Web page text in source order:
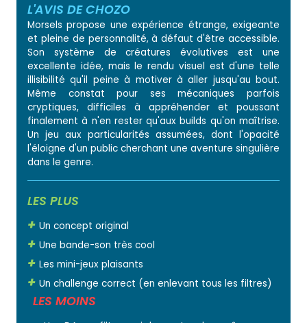
L'AVIS DE CHOZO
Morsels propose une expérience étrange, exigeante
et pleine de personnalité, à défaut d'être accessible.
Son système de créatures évolutives est une
excellente idée, mais le rendu visuel est d'une telle
illisibilité qu'il peine à motiver à aller jusqu'au bout.
Même constat pour ses mécaniques parfois
cryptiques, difficiles à appréhender et poussant
finalement à n'en rester qu'aux builds qu'on maîtrise.
Un jeu aux particularités assumées, dont l'opacité
l'éloigne d'un public cherchant une aventure singulière
dans le genre.
LES PLUS
Un concept original
Une bande-son très cool
Les mini-jeux plaisants
Un challenge correct (en enlevant tous les filtres)
LES MOINS